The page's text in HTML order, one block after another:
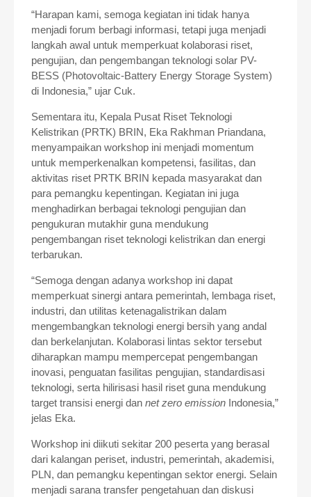
“Harapan kami, semoga kegiatan ini tidak hanya
menjadi forum berbagi informasi, tetapi juga menjadi
langkah awal untuk memperkuat kolaborasi riset,
pengujian, dan pengembangan teknologi solar PV-
BESS (Photovoltaic-Battery Energy Storage System)
di Indonesia,” ujar Cuk.
Sementara itu, Kepala Pusat Riset Teknologi
Kelistrikan (PRTK) BRIN, Eka Rakhman Priandana,
menyampaikan workshop ini menjadi momentum
untuk memperkenalkan kompetensi, fasilitas, dan
aktivitas riset PRTK BRIN kepada masyarakat dan
para pemangku kepentingan. Kegiatan ini juga
menghadirkan berbagai teknologi pengujian dan
pengukuran mutakhir guna mendukung
pengembangan riset teknologi kelistrikan dan energi
terbarukan.
“Semoga dengan adanya workshop ini dapat
memperkuat sinergi antara pemerintah, lembaga riset,
industri, dan utilitas ketenagalistrikan dalam
mengembangkan teknologi energi bersih yang andal
dan berkelanjutan. Kolaborasi lintas sektor tersebut
diharapkan mampu mempercepat pengembangan
inovasi, penguatan fasilitas pengujian, standardisasi
teknologi, serta hilirisasi hasil riset guna mendukung
target transisi energi dan net zero emission Indonesia,”
jelas Eka.
Workshop ini diikuti sekitar 200 peserta yang berasal
dari kalangan periset, industri, pemerintah, akademisi,
PLN, dan pemangku kepentingan sektor energi. Selain
menjadi sarana transfer pengetahuan dan diskusi